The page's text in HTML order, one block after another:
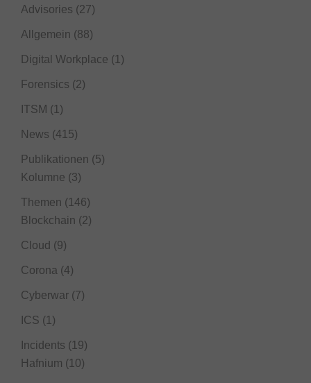
Advisories (27)
Allgemein (88)
Digital Workplace (1)
Forensics (2)
ITSM (1)
News (415)
Publikationen (5)
Kolumne (3)
Themen (146)
Blockchain (2)
Cloud (9)
Corona (4)
Cyberwar (7)
ICS (1)
Incidents (19)
Hafnium (10)